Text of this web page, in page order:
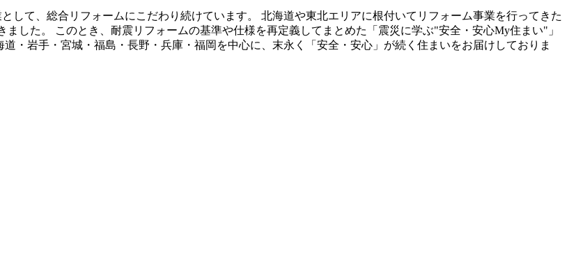
して、総合リフォームにこだわり続けています。 北海道や東北エリアに根付いてリフォーム事業を行ってきた
した。 このとき、耐震リフォームの基準や仕様を再定義してまとめた「震災に学ぶ"安全・安心My住まい"」
・岩手・宮城・福島・長野・兵庫・福岡を中心に、末永く「安全・安心」が続く住まいをお届けしておりま